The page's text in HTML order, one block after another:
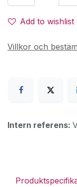
Add to wishlist
Villkor och
Intern referens: